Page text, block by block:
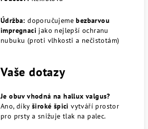
Údržba: doporučujemebezbarvou
impregnaci jako nejlepší ochranu
nubuku (proti vlhkosti a nečistotám)
Vaše dotazy
Je obuv vhodná na hallux valgus?
Ano, díky široké špici vytváří prostor
pro prsty a snižuje tlak na palec.